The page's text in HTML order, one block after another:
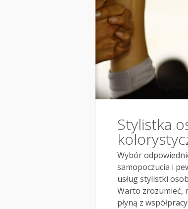
Stylistka
Wybór
samopoczucia i
usług stylistki
Warto zrozumieć,
płyną z